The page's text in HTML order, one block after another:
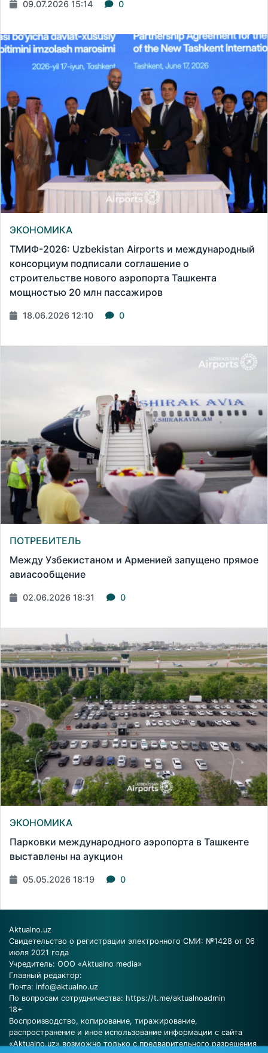
09.07.2026 15:14 0
ЭКОНОМИКА
ТМИФ-2026: Uzbekistan Airports и международный
консорциум подписали соглашение о
строительстве нового аэропорта Ташкента
мощностью 20 млн пассажиров
18.06.2026 12:10 0
ПОТРЕБИТЕЛЬ
Между Узбекистаном и Арменией запущено прямое
авиасообщение
02.06.2026 18:31 0
ЭКОНОМИКА
Парковки международного аэропорта в Ташкенте
выставлены на аукцион
05.05.2026 18:19 0
Aktualno.uz
Свидетельство о регистрации электронного СМИ: №1428 от 06
июля 2021 года
Учредитель: ООО «Aktualno media»
Главный редактор:
Почта: info@aktualno.uz
По вопросам сотрудничества: https://t.me/aktualnoadmin
18+
Воспроизводство, копирование, тиражирование,
распространение и иное использование информации с сайта
«Aktualno.uz» возможно только с предварительного разрешения